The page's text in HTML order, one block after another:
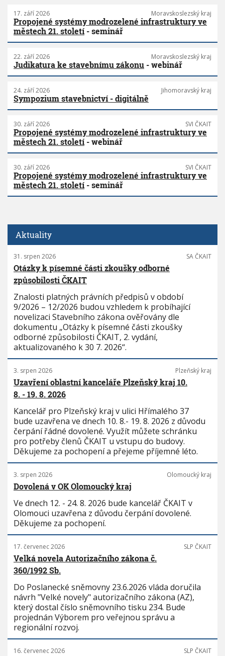
17. září 2026 Moravskoslezský kraj
Propojené systémy modrozelené infrastruktury ve
městech 21. století- seminář
22. září 2026 Moravskoslezský kraj
Judikatura ke stavebnímu zákonu - webinář
24. září 2026 Jihomoravský kraj
Sympozium stavebnictví - digitálně
30. září 2026 SVI ČKAIT
Propojené systémy modrozelené infrastruktury ve
městech 21. století- webinář
30. září 2026 SVI ČKAIT
Propojené systémy modrozelené infrastruktury ve
městech 21. století- seminář
Aktuality
31. srpen 2026 SA ČKAIT
Otázky k písemné části zkoušky odborné
způsobilosti ČKAIT
Znalosti platných právních předpisů v období
9/2026 – 12/2026 budou vzhledem k probíhající
novelizaci Stavebního zákona ověřovány dle
dokumentu „Otázky k písemné části zkoušky
odborné způsobilosti ČKAIT, 2. vydání,
aktualizovaného k 30 7. 2026“.
3. srpen 2026 Plzeňský kraj
Uzavření oblastní kanceláře Plzeňský kraj 10.
8. - 19. 8. 2026
Kancelář pro Plzeňský kraj v ulici Hřímalého 37
bude uzavřena ve dnech 10. 8.- 19. 8. 2026 z důvodu
čerpání řádné dovolené. Využít můžete schránku
pro potřeby členů ČKAIT u vstupu do budovy.
Děkujeme za pochopení a přejeme příjemné léto.
3. srpen 2026 Olomoucký kraj
Dovolená v OK Olomoucký kraj
Ve dnech 12. - 24. 8. 2026 bude kancelář ČKAIT v
Olomouci uzavřena z důvodu čerpání dovolené.
Děkujeme za pochopení.
17. červenec 2026 SLP ČKAIT
Velká novela Autorizačního zákona č.
360/1992 Sb.
Do Poslanecké sněmovny 23.6.2026 vláda doručila
návrh "Velké novely" autorizačního zákona (AZ),
který dostal číslo sněmovního tisku 234. Bude
projednán Výborem pro veřejnou správu a
regionální rozvoj.
16. červenec 2026 SLP ČKAIT